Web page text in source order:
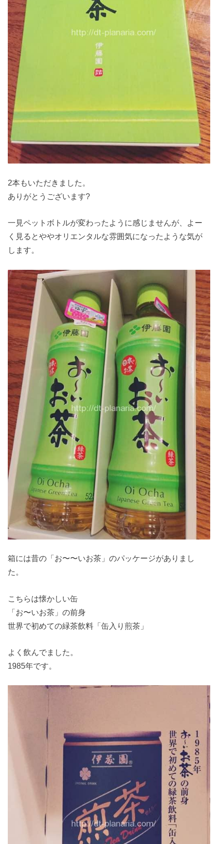
2本もいただきました。
ありがとうございます?
一見ペットボトルが変わったように感じませんが、よー
く見るとややオリエンタルな雰囲気になったような気が
します。
箱には昔の「お〜〜いお茶」のパッケージがありまし
た。
こちらは懐かしい缶
「お〜いお茶」の前身
世界で初めての緑茶飲料「缶入り煎茶」
よく飲んでました。
1985年です。